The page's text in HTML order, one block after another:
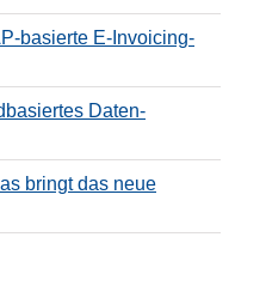
basierte E-Invoicing-
Daten-
bringt das neue